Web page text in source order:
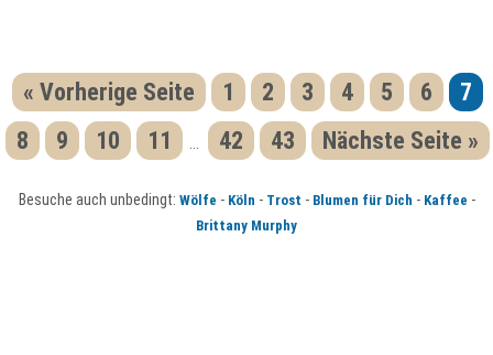
« Vorherige Seite 1 2 3 4 5 6
7
8
9 10 11 42 43 Nächste Seite »
Besuche auch unbedingt: Wölfe - Köln - Trost - Blumen für Dich - Kaffee -
Brittany Murphy